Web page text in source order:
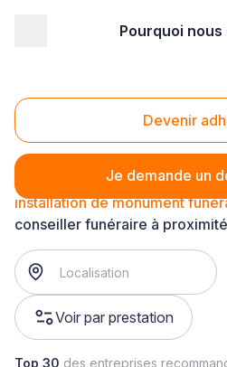
Pourquoi nous
Devenir
Je demande un
Installation de monument
installation de monument
conseiller funéraire à proximité
Voir par prestation
Top 30 des entreprises